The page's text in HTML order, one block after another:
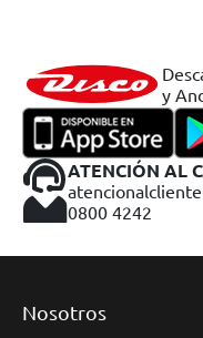
y
ATENCIÓN AL
0800 4242
Nosotros